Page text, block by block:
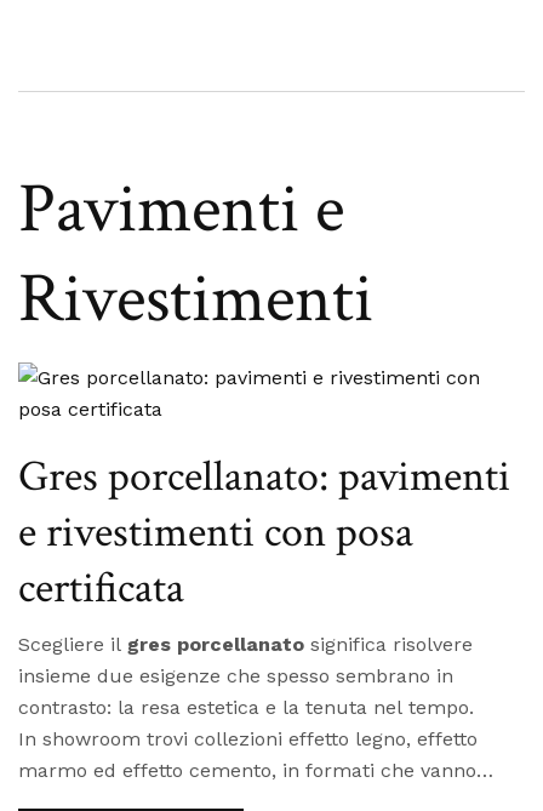
Pavimenti e
Rivestimenti
Gres porcellanato: pavimenti
e rivestimenti con posa
certificata
Scegliere il gres porcellanato significa risolvere
insieme due esigenze che spesso sembrano in
contrasto: la resa estetica e la tenuta nel tempo.
In showroom trovi collezioni effetto legno, effetto
marmo ed effetto cemento, in formati che vanno